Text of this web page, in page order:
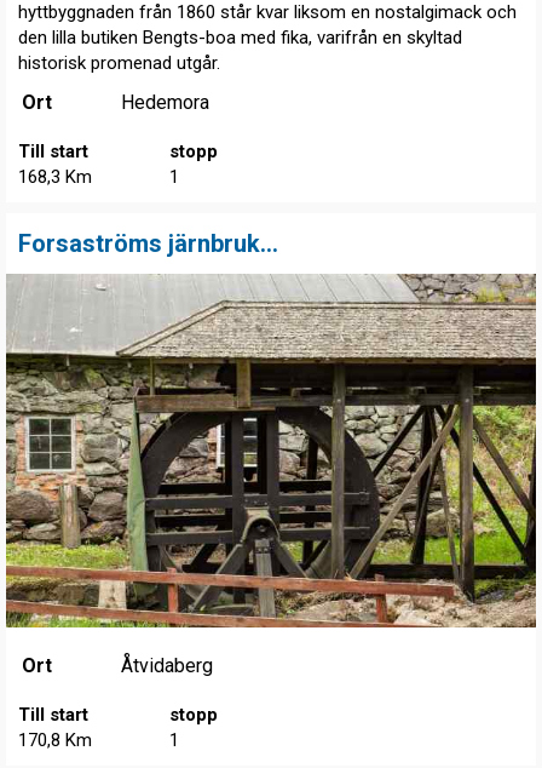
hyttbyggnaden från 1860 står kvar liksom en nostalgimack och
den lilla butiken Bengts-boa med fika, varifrån en skyltad
historisk promenad utgår.
Ort Hedemora
Till start
168,3 Km
stopp
1
Forsaströms järnbruk...
Ort Åtvidaberg
Till start
170,8 Km
stopp
1